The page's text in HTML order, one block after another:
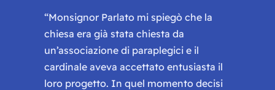
“Monsignor Parlato mi spiegò che la
chiesa era già stata chiesta da
un’associazione di paraplegici e il
cardinale aveva accettato entusiasta il
loro progetto. In quel momento decisi